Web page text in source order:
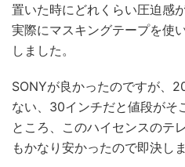
置いた時にどれくらい圧迫感
実際にマスキングテープを使
しました。
SONYが良かったのですが、
ない、30インチだと値段がそ
ところ、このハイセンスのテ
もかなり安かったので即決しま